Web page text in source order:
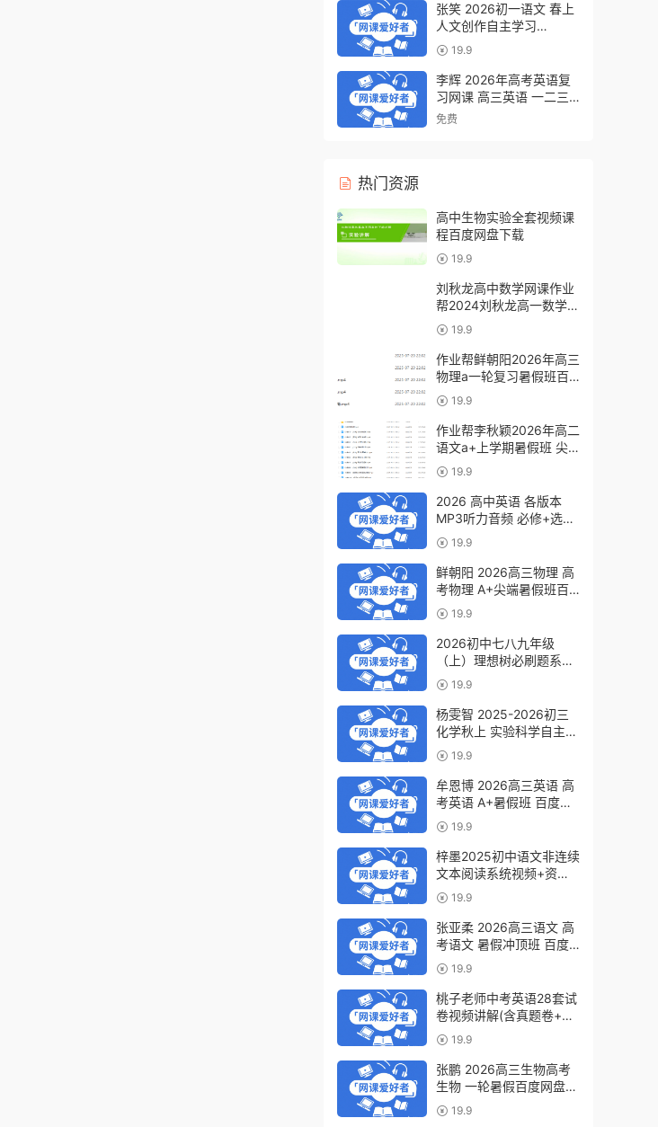
张笑 2026初一语文 春上
人文创作自主学习
·TY·S（一期）百度网盘下
载
19.9
李辉 2026年高考英语复
习网课 高三英语 一二三
轮视频课程全年班 百度网
免费
热门资源
高中生物实验全套视频课
程百度网盘下载
19.9
刘秋龙高中数学网课作业
帮2024刘秋龙高一数学
a+教程（暑假班+秋季
班）
19.9
作业帮鲜朝阳2026年高三
物理a一轮复习暑假班百
度网盘下载
19.9
作业帮李秋颖2026年高二
语文a+上学期暑假班 尖
端班百度网盘下载
19.9
2026 高中英语 各版本
MP3听力音频 必修+选修
6.07GB百度网盘下载
19.9
鲜朝阳 2026高三物理 高
考物理 A+尖端暑假班百
度网盘下载
19.9
2026初中七八九年级
（上）理想树必刷题系列
百度网盘下载
19.9
杨雯智 2025-2026初三
化学秋上 实验科学自主学
习·TY·S（3期）百度网盘
下载
19.9
牟恩博 2026高三英语 高
考英语 A+暑假班 百度网
盘下载
19.9
梓墨2025初中语文非连续
文本阅读系统视频+资料
(第六季)百度网盘下载
19.9
张亚柔 2026高三语文 高
考语文 暑假冲顶班 百度
网盘下载
19.9
桃子老师中考英语28套试
卷视频讲解(含真题卷+模
拟卷)百度网盘下载
19.9
张鹏 2026高三生物高考
生物 一轮暑假百度网盘下
载 19.9